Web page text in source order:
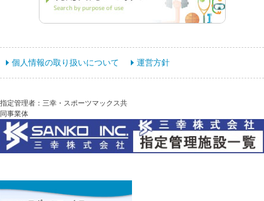
個人情報の取り扱いについて 運営方針
指定管理者：三幸・スポーツマックス共
同事業体